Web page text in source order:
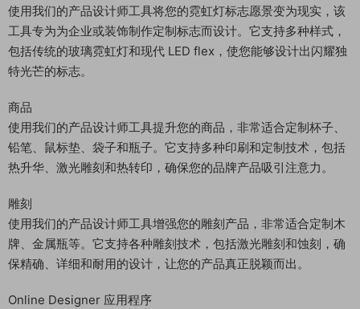
使用我们的产品设计师工具将您的霓虹灯标志愿景变为现实，该
工具专为为企业或装饰制作定制标志而设计。它支持多种样式，
包括传统的玻璃霓虹灯和现代 LED flex，使您能够设计出闪耀独
特光芒的标志。
商品
使用我们的产品设计师工具提升您的商品，非常适合定制杯子、
铅笔、鼠标垫、袋子和瓶子。它支持多种印刷和定制技术，包括
热升华、激光雕刻和热转印，确保您的品牌产品吸引注意力。
雕刻
使用我们的产品设计师工具增强您的雕刻产品，非常适合定制木
牌、金属瓶等。它支持各种雕刻技术，包括激光雕刻和蚀刻，确
保精确、详细和耐用的设计，让您的产品真正脱颖而出。
Online Designer 应用程序